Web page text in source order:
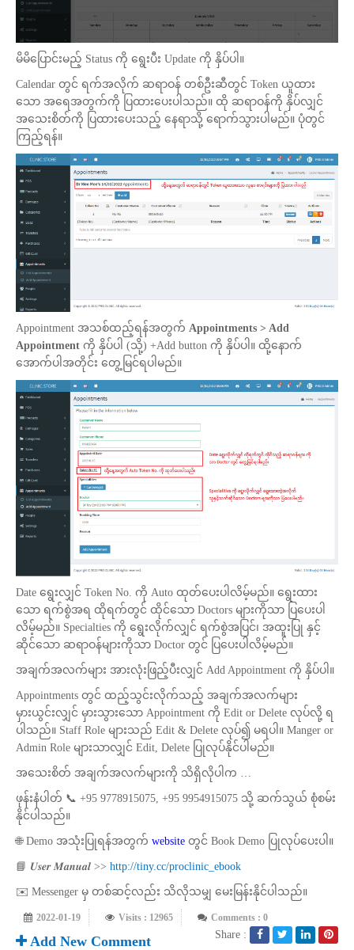
မိမိပြောင်းမည့် Status ကို ရွေးပီး Update ကို နှိပ်ပါ။
Calendar တွင် ရက်အလိုက် ဆရာဝန် တစ်ဦးဆီတွင် Token ယူထား
သော အရေအတွက်ကို ပြထားပေးပါသည်။ ထို ဆရာဝန်ကို နှိပ်လျှင်
အသေးစိတ်ကို ပြထားပေးသည့် နေရာသို့ ရောက်သွားပါမည်။ ပုံတွင်
ကြည့်ရန်။
Appointment အသစ်ထည့်ရန်အတွက် Appointments > Add
Appointment ကို နှိပ်ပါ (သို့) +Add button ကို နှိပ်ပါ။ ထို့နောက်
အောက်ပါအတိုင်း တွေ့မြင်ရပါမည်။
Date ရွေးလျှင် Token No. ကို Auto ထုတ်ပေးပါလိမ့်မည်။ ရွေးထား
သော ရက်စွဲအရ ထိုရက်တွင် ထိုင်သော Doctors များကိုသာ ပြပေးပါ
လိမ့်မည်။ Specialties ကို ရွေးလိုက်လျှင် ရက်စွဲအပြင်၊ အထူးပြု နှင့်
ဆိုင်သော ဆရာဝန်များကိုသာ Doctor တွင် ပြပေးပါလိမ့်မည်။
အချက်အလက်များ အားလုံးဖြည့်ပီးလျှင် Add Appointment ကို နှိပ်ပါ။
Appointments တွင် ထည့်သွင်းလိုက်သည့် အချက်အလက်များ
မှားယွင်းလျှင် မှားသွားသော Appointment ကို Edit or Delete လုပ်လို့ ရ
ပါသည်။ Staff Role များသည် Edit & Delete လုပ်၍ မရပါ။ Manger or
Admin Role များသာလျှင် Edit, Delete ပြုလုပ်နိုင်ပါမည်။
အသေးစိတ် အချက်အလက်များကို သိရှိလိုပါက …
ဖုန်းနံပါတ် 📞 +95 9778915075, +95 9954915075 သို့ ဆက်သွယ် စုံစမ်း
နိုင်ပါသည်။
🌐 Demo အသုံးပြုရန်အတွက် website တွင် Book Demo ပြုလုပ်ပေးပါ။
📘 𝑼𝒔𝒆𝒓 𝑴𝒂𝒏𝒖𝒂𝒍 >> http://tiny.cc/proclinic_ebook
✉️ Messenger မှ တစ်ဆင့်လည်း သိလိုသမျှ မေးမြန်းနိုင်ပါသည်။
2022-01-19 Visits : 12965 Comments : 0
Share :
Add New Comment